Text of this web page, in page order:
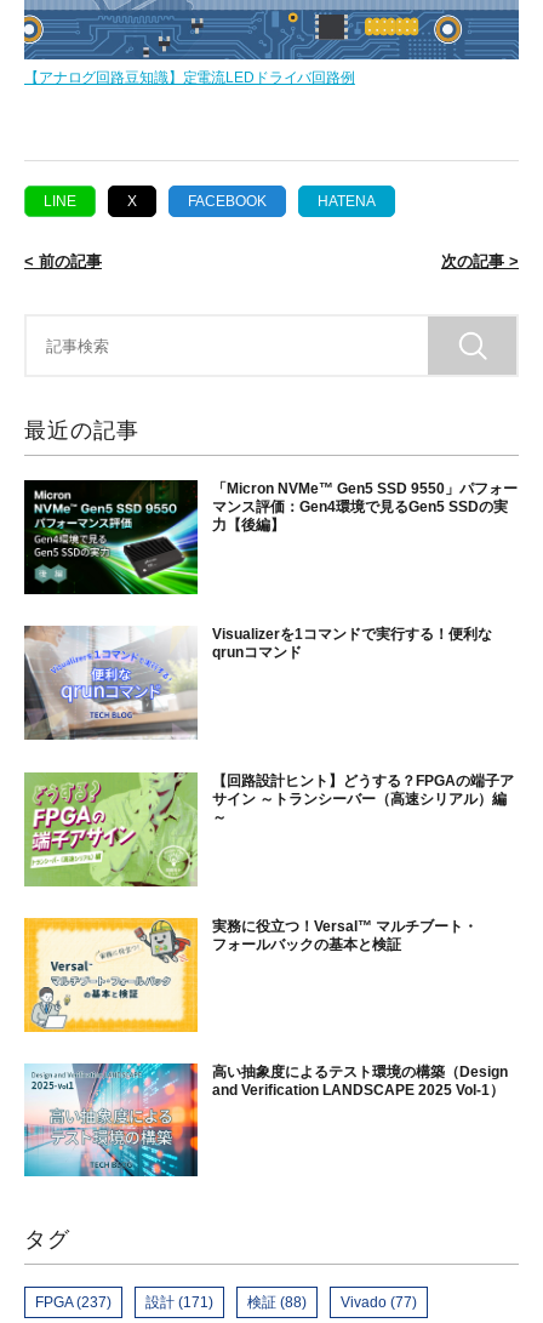
【アナログ回路豆知識】定電流LEDドライバ回路例
LINE X FACEBOOK HATENA
< 前の記事 次の記事 >
最近の記事
「Micron NVMe™ Gen5 SSD 9550」パフォー
マンス評価：Gen4環境で見るGen5 SSDの実
力【後編】
Visualizerを1コマンドで実行する！便利な
qrunコマンド
【回路設計ヒント】どうする？FPGAの端子ア
サイン ～トランシーバー（高速シリアル）編
～
実務に役立つ！Versal™ マルチブート・
フォールバックの基本と検証
高い抽象度によるテスト環境の構築（Design
and Verification LANDSCAPE 2025 Vol-1）
タグ
FPGA (237) 設計 (171) 検証 (88) Vivado (77)